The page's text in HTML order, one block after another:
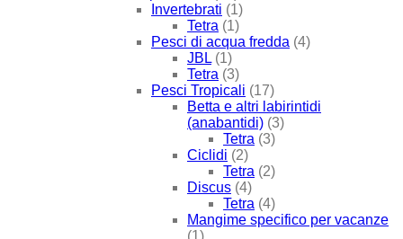
Invertebrati (1)
Tetra (1)
Pesci di acqua fredda (4)
JBL (1)
Tetra (3)
Pesci Tropicali (17)
Betta e altri labirintidi
(anabantidi) (3)
Tetra (3)
Ciclidi (2)
Tetra (2)
Discus (4)
Tetra (4)
Mangime specifico per vacanze
(1)